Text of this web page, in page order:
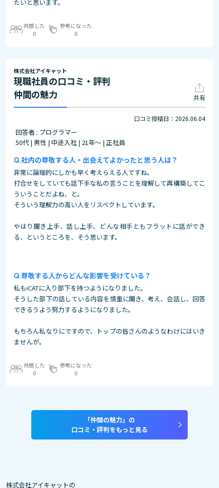
たいと思います。
共感した
0
参考になった
0
株式会社アイキャット
現職社員の口コミ・評判
仲間の魅力
共有
口コミ投稿日：2026.06.04
回答者 : プログラマー
50代 | 男性 | 中途入社 | 21年～ | 正社員
社内の尊敬する人・出会えてよかったと思う人は？
非常に論理的にしかも早く考えらえる人ですね。
打合せをしていても話下手な私の言うことを理解して再構築してこ
ういうことだよね、と。
そういう理解力の高い人をリスペクトしています。
やはり聞き上手、話し上手、どんな相手ともフラットに話ができ
る、というところを、そう思います。
尊敬する人からどんな影響を受けている？
私もiCATに入り部下を持つようになりました。
そうした部下の話している内容を慎重に聞き、考え、会話し、回答
できるうよう努力するようになりました。
もちろん私なりにですので、トップの皆さんのようなわけにはいき
ませんが。
共感した
0
参考になった
0
「仲間の魅力」の
口コミ・評判をもっと見る
株式会社アイキャットの